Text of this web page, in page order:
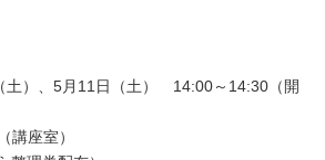
）、5月11日（土） 14:00～14:30（開
座室）